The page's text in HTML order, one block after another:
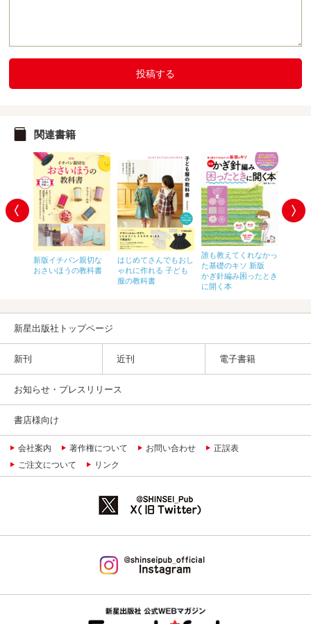
投稿する
関連書籍
新版イチバン親切な
おさいほうの教科書
はじめてさんでもおし
ゃれに作れる 子ども
服の教科書
誰も教えてくれなかっ
た基礎のキソ 新版
かぎ針編み困ったとき
に開く本
新星出版社トップページ
新刊 近刊 電子書籍
お知らせ・プレスリリース
書店様向け
会社案内 著作権について お問い合わせ
正誤表
ご注文について
リンク